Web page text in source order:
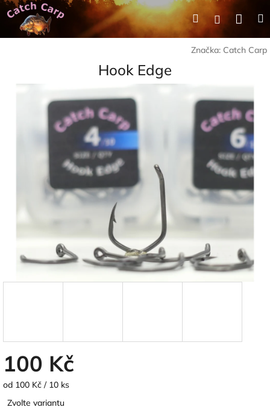
Přejít
na
obsah
HledatPřihlášení
Značka: Catch Carp
Hook Edge
100 Kč
Měrná
od 100 Kč / 10 ks
Zvolte variantu